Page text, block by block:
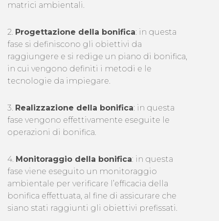
matrici ambientali.
2. Progettazione della bonifica: in questa
fase si definiscono gli obiettivi da
raggiungere e si redige un piano di bonifica,
in cui vengono definiti i metodi e le
tecnologie da impiegare.
3. Realizzazione della bonifica: in questa
fase vengono effettivamente eseguite le
operazioni di bonifica.
4. Monitoraggio della bonifica: in questa
fase viene eseguito un monitoraggio
ambientale per verificare l’efficacia della
bonifica effettuata, al fine di assicurare che
siano stati raggiunti gli obiettivi prefissati.